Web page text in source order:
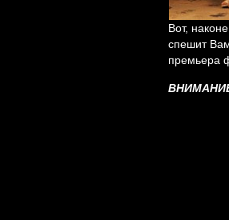
Вот,
спешит
премьера